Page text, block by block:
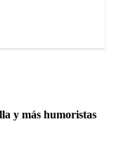
y más humoristas